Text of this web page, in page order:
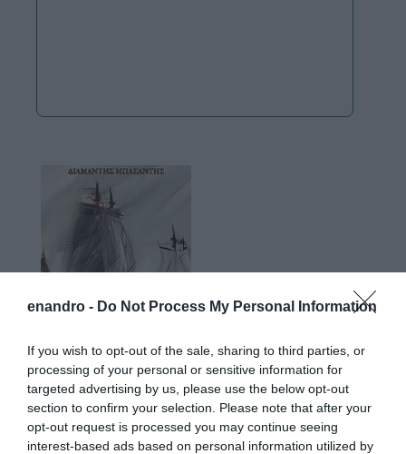
enandro - Do Not Process My Personal Information
If you wish to opt-out of the sale, sharing to third parties, or
processing of your personal or sensitive information for
targeted advertising by us, please use the below opt-out
section to confirm your selection. Please note that after your
opt-out request is processed you may continue seeing
interest-based ads based on personal information utilized by